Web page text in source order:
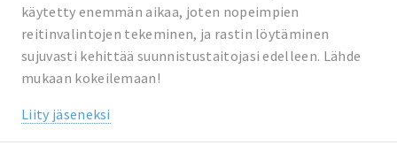
käytetty enemmän aikaa, joten nopeimpien
reitinvalintojen tekeminen, ja rastin löytäminen
sujuvasti kehittää suunnistustaitojasi edelleen. Lähde
mukaan kokeilemaan!
Liity jäseneksi